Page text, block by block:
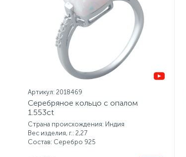
Артикул: 2018469
Серебряное кольцо с опалом
1.553ct
Страна происхождения: Индия
Вес изделия, г.: 2,27
Состав: Серебро 925